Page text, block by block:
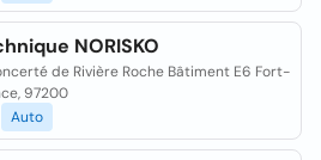
NORISKO
de Rivière Roche Bâtiment E6 Fort-
97200
Auto